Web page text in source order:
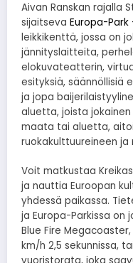
Aivan Ranskan rajalla
sijaitseva Europa-Park
leikkikenttä, jossa on
jännityslaitteita,
elokuvateatterin,
esityksiä, säännöllisiä
ja jopa
aluetta, joista
maata tai aluetta,
ruokakulttuureineen ja
Voit matkustaa
ja nauttia Euroopan
yhdessä paikassa.
ja Europa-Parkissa on
Blue Fire
km/h 2,5 sekunnissa,
vuoristorata, joka